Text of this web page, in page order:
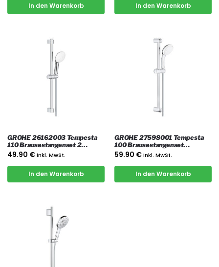
In den Warenkorb In den Warenkorb
GROHE 26162003 Tempesta
110 Brausestangenset 2
Strahlarten (Rain, Jet), Chrome
49.90 €inkl. MwSt.
In den Warenkorb
GROHE 27598001 Tempesta
100 Brausestangenset
Handbrause Set 2 Strahlarten,
Chrom
59.90 €inkl. MwSt.
In den Warenkorb